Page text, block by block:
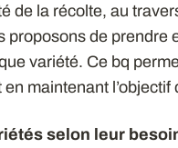
de la récolte, au
proposons de prendre
variété. Ce bq
maintenant l’objectif
selon leur